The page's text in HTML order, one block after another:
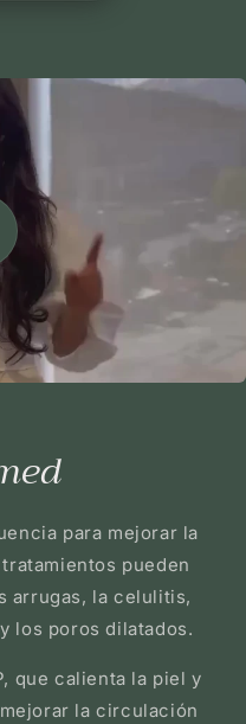
para mejorar la
pueden
arrugas, la celulitis,
los poros dilatados.
que calienta la piel y
la circulación